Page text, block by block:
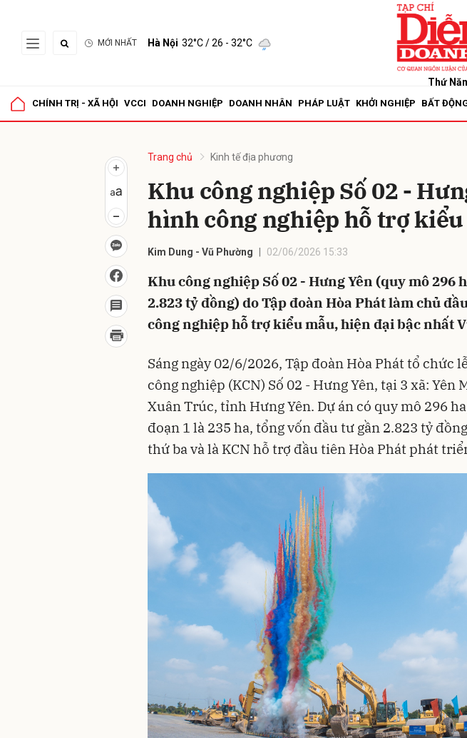
MỚI NHẤT Hà Nội 32°C/ 26 - 32°C
Thứ
CHÍNH TRỊ - XÃ HỘI VCCI DOANH NGHIỆP DOANH NHÂN PHÁP LUẬT KHỞI NGHIỆP BẤT
Trang chủ Kinh tế địa phương
Khu công nghiệp Số 02 -
hình công nghiệp hỗ trợ
Kim Dung - Vũ Phường 02/06/2026 15:33
Khu công nghiệp Số 02 - Hưng Yên (quy mô 296
2.823 tỷ đồng) do Tập đoàn Hòa Phát làm chủ
công nghiệp hỗ trợ kiểu mẫu, hiện đại bậc nhất
Sáng ngày 02/6/2026, Tập đoàn Hòa Phát tổ chức
công nghiệp (KCN) Số 02 - Hưng Yên, tại 3 xã: Yên
Xuân Trúc, tỉnh Hưng Yên. Dự án có quy mô 296
đoạn 1 là 235 ha, tổng vốn đầu tư gần 2.823 tỷ
thứ ba và là KCN hỗ trợ đầu tiên Hòa Phát phát